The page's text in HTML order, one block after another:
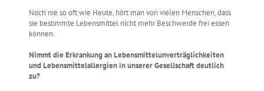
Noch nie so oft wie Heute, hört man von vielen Menschen, dass
sie bestimmte Lebensmittel nicht mehr Beschwerde frei essen
können.
Nimmt die Erkrankung an Lebensmittelunverträglichkeiten
und Lebensmittelallergien in unserer Gesellschaft deutlich
zu?